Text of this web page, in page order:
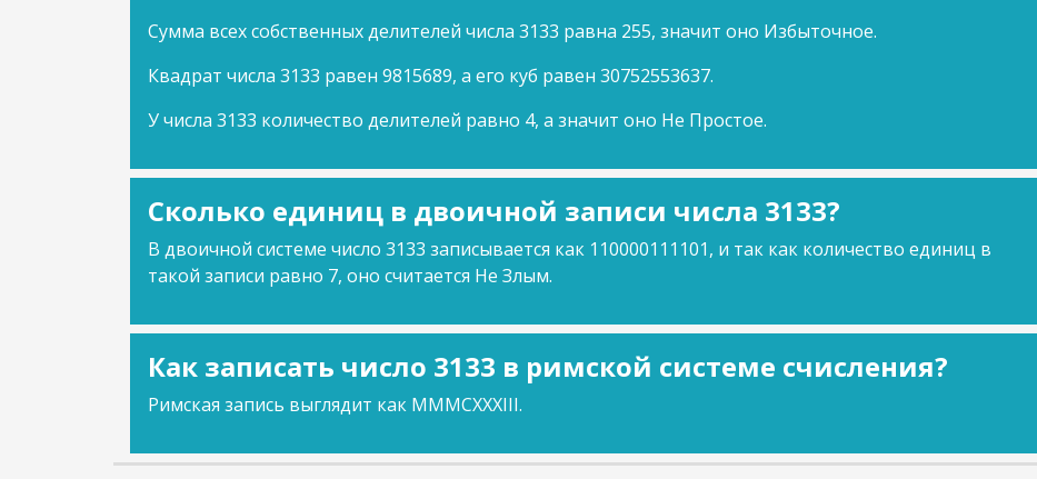
Сумма всех собственных делителей числа 3133 равна 255, значит оно Избыточное.
Квадрат числа 3133 равен 9815689, а его куб равен 30752553637.
У числа 3133 количество делителей равно 4, а значит оно Не Простое.
Сколько единиц в двоичной записи числа 3133?
В двоичной системе число 3133 записывается как 110000111101, и так как количество единиц в
такой записи равно 7, оно считается Не Злым.
Как записать число 3133 в римской системе счисления?
Римская запись выглядит как MMMCXXXIII.